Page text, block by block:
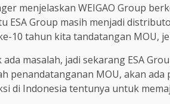
menjelaskan WEIGAO Group
ESA Group masih menjadi
10 tahun kita tandatangan MOU,
masalah, jadi sekarang ESA
penandatanganan MOU, akan ada
di Indonesia tentunya untuk